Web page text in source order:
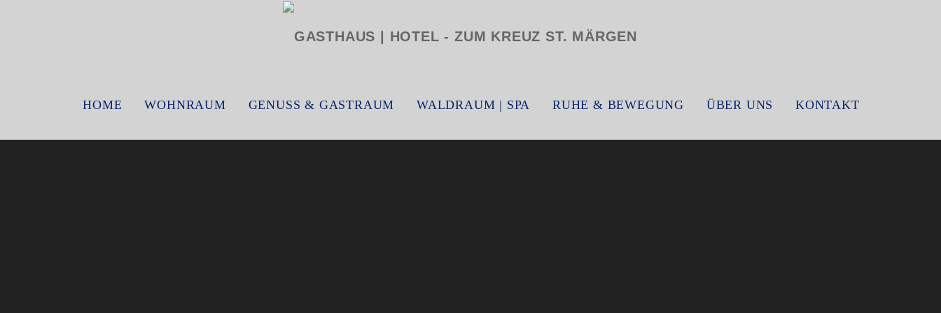
HOME WOHNRAUM GENUSS & GASTRAUM WALDRAUM | SPA RUHE & BEWEGUNG ÜBER UNS KONTAKT